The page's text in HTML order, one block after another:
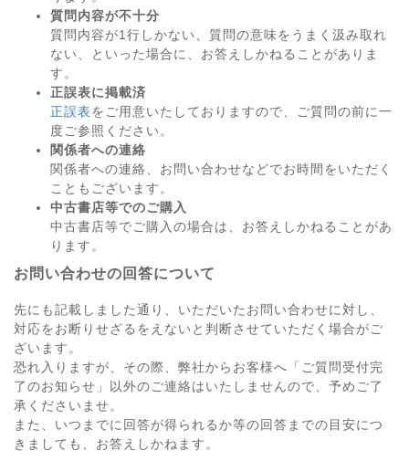
質問内容が不十分
質問内容が1行しかない、質問の意味をうまく汲み取れ
ない、といった場合に、お答えしかねることがありま
す。
正誤表に掲載済
正誤表をご用意いたしておりますので、ご質問の前に一
度ご参照ください。
関係者への連絡
関係者への連絡、お問い合わせなどでお時間をいただく
こともございます。
中古書店等でのご購入
中古書店等でご購入の場合は、お答えしかねることがあ
ります。
お問い合わせの回答について
先にも記載しました通り、いただいたお問い合わせに対し、
対応をお断りせざるをえないと判断させていただく場合がご
ざいます。
恐れ入りますが、その際、弊社からお客様へ「ご質問受付完
了のお知らせ」以外のご連絡はいたしませんので、予めご了
承くださいませ。
また、いつまでに回答が得られるか等の回答までの目安につ
きましても、お答えしかねます。